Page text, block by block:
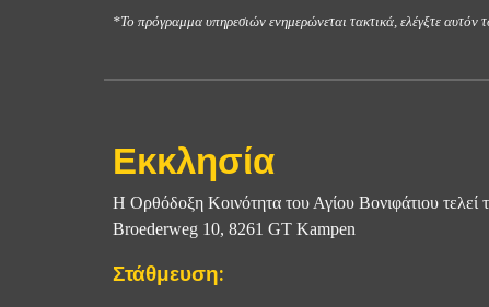
*Το πρόγραμμα υπηρεσιών ενημερώνεται τακτικά, ελέγξτε αυτόν
Εκκλησία
Η Ορθόδοξη Κοινότητα του Αγίου Βονιφάτιου τελεί
Broederweg 10, 8261 GT Kampen
Στάθμευση: